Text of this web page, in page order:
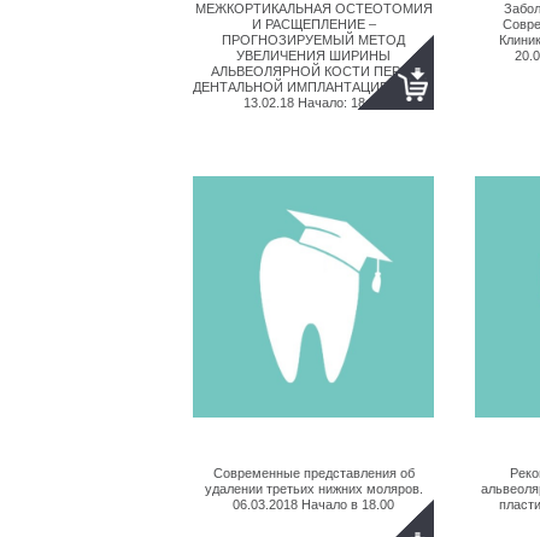
МЕЖКОРТИКАЛЬНАЯ ОСТЕОТОМИЯ
И РАСЩЕПЛЕНИЕ –
ПРОГНОЗИРУЕМЫЙ МЕТОД
УВЕЛИЧЕНИЯ ШИРИНЫ
АЛЬВЕОЛЯРНОЙ КОСТИ ПЕРЕД
ДЕНТАЛЬНОЙ ИМПЛАНТАЦИЕЙ Дата:
13.02.18 Начало: 18:00
Современные представления об
удалении третьих нижних моляров.
06.03.2018 Начало в 18.00